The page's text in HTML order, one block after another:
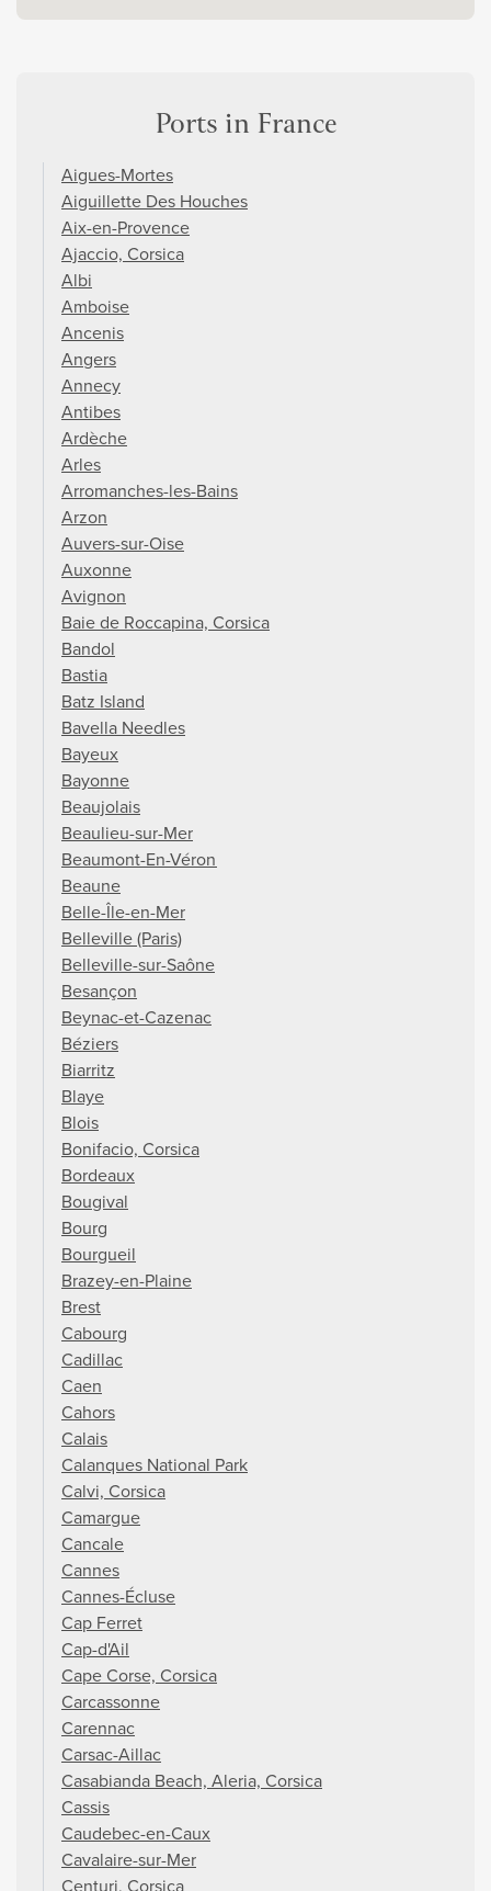
Ports in France
Aigues-Mortes
Aiguillette Des Houches
Aix-en-Provence
Ajaccio, Corsica
Albi
Amboise
Ancenis
Angers
Annecy
Antibes
Ardèche
Arles
Arromanches-les-Bains
Arzon
Auvers-sur-Oise
Auxonne
Avignon
Baie de Roccapina, Corsica
Bandol
Bastia
Batz Island
Bavella Needles
Bayeux
Bayonne
Beaujolais
Beaulieu-sur-Mer
Beaumont-En-Véron
Beaune
Belle-Île-en-Mer
Belleville (Paris)
Belleville-sur-Saône
Besançon
Beynac-et-Cazenac
Béziers
Biarritz
Blaye
Blois
Bonifacio, Corsica
Bordeaux
Bougival
Bourg
Bourgueil
Brazey-en-Plaine
Brest
Cabourg
Cadillac
Caen
Cahors
Calais
Calanques National Park
Calvi, Corsica
Camargue
Cancale
Cannes
Cannes-Écluse
Cap Ferret
Cap-d'Ail
Cape Corse, Corsica
Carcassonne
Carennac
Carsac-Aillac
Casabianda Beach, Aleria, Corsica
Cassis
Caudebec-en-Caux
Cavalaire-sur-Mer